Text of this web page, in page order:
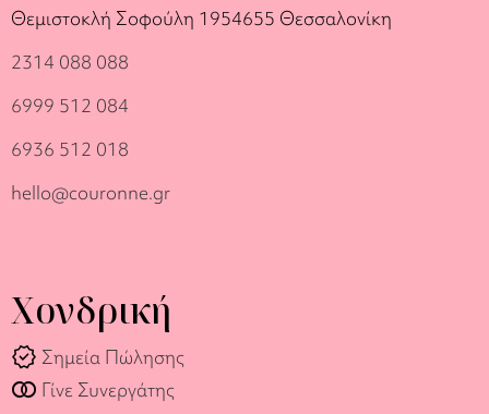
Θεμιστοκλή Σοφούλη 1954655 Θεσσαλονίκη
2314 088 088
6999 512 084
6936 512 018
hello@couronne.gr
Χονδρική
verified Σημεία Πώλησης
join_full Γίνε Συνεργάτης